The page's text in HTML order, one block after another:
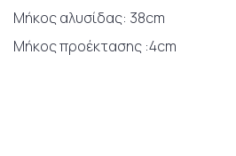
Μήκος αλυσίδας: 38cm
Μήκος προέκτασης :4cm